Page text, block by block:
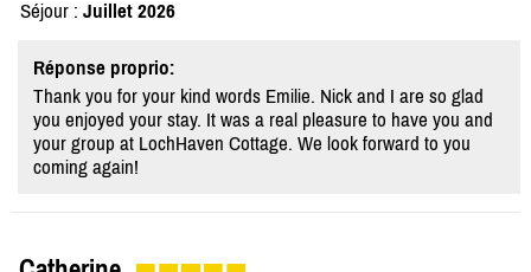
Séjour : Juillet 2026
Réponse proprio:
Thank you for your kind words Emilie. Nick and I are so glad
you enjoyed your stay. It was a real pleasure to have you and
your group at LochHaven Cottage. We look forward to you
coming again!